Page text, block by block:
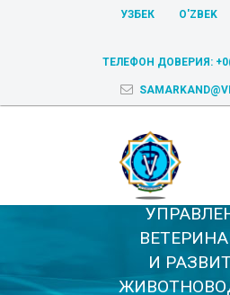
УЗБЕК O'ZBEK
ТЕЛЕФОН ДОВЕРИЯ:
И